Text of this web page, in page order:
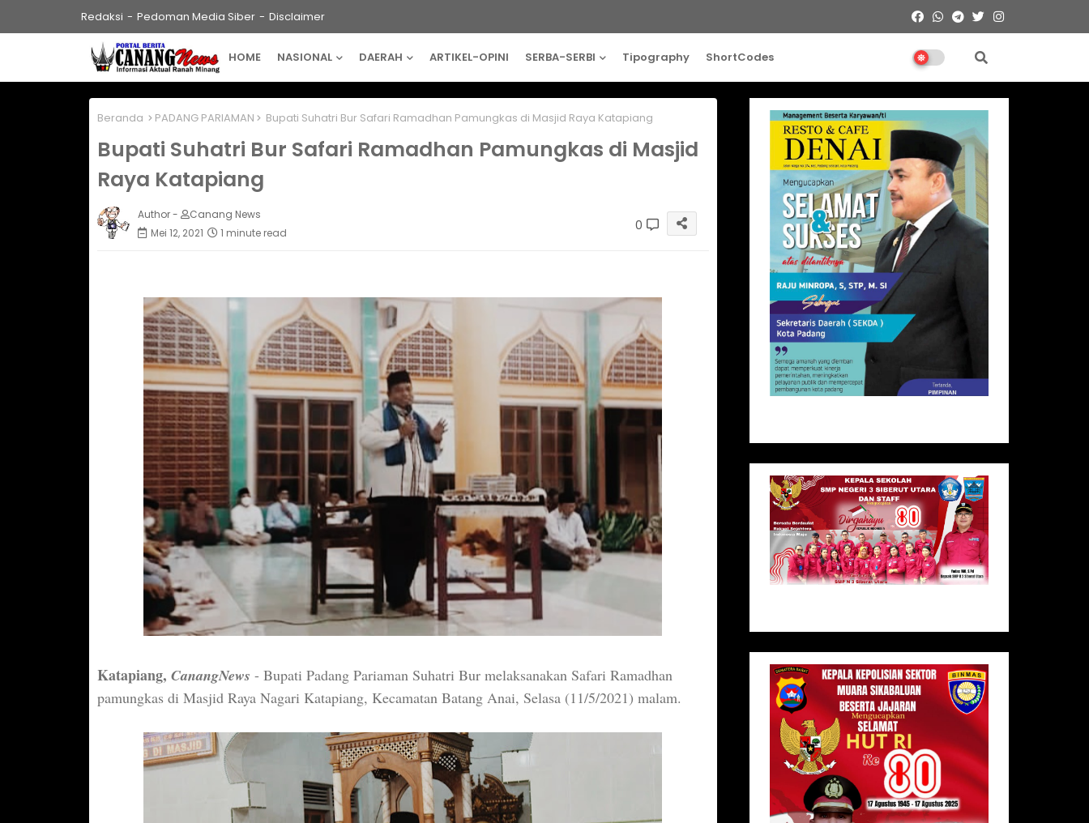
Redaksi Pedoman Media Siber Disclaimer
HOME NASIONAL DAERAH ARTIKEL-OPINI SERBA-SERBI Tipography ShortCodes
Beranda PADANG PARIAMAN Bupati Suhatri Bur Safari Ramadhan Pamungkas di Masjid Raya Katapiang
Bupati Suhatri Bur Safari Ramadhan Pamungkas di Masjid
Raya Katapiang
Author -
Canang News
Mei 12, 2021
1 minute read 0
Katapiang, CanangNews - Bupati Padang Pariaman Suhatri Bur melaksanakan Safari Ramadhan
pamungkas di Masjid Raya Nagari Katapiang, Kecamatan Batang Anai, Selasa (11/5/2021) malam.